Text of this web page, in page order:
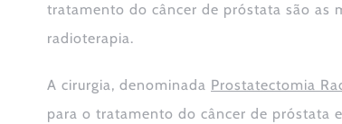
tratamento do câncer de próstata são as
radioterapia.
A cirurgia, denominada Prostatectomia
para o tratamento do câncer de próstata